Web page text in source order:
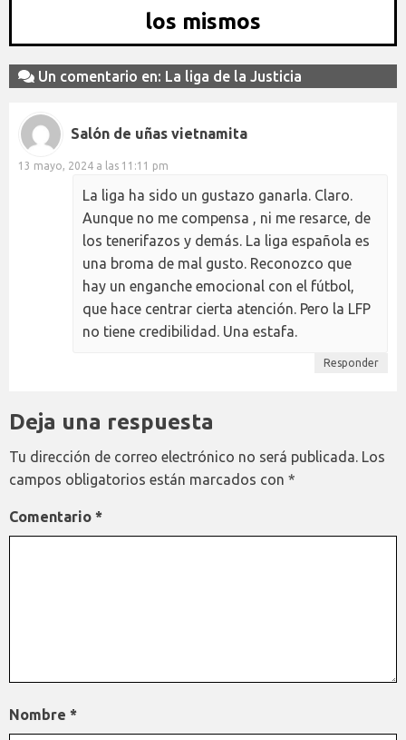
los mismos
Un comentario en: La liga de la Justicia
Salón de uñas vietnamita
13 mayo, 2024 a las 11:11 pm
La liga ha sido un gustazo ganarla. Claro.
Aunque no me compensa , ni me resarce, de
los tenerifazos y demás. La liga española es
una broma de mal gusto. Reconozco que
hay un enganche emocional con el fútbol,
que hace centrar cierta atención. Pero la LFP
no tiene credibilidad. Una estafa.
Responder
Deja una respuesta
Tu dirección de correo electrónico no será publicada. Los
campos obligatorios están marcados con *
Comentario *
Nombre *